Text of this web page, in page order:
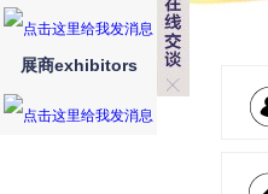
展商exhibitors